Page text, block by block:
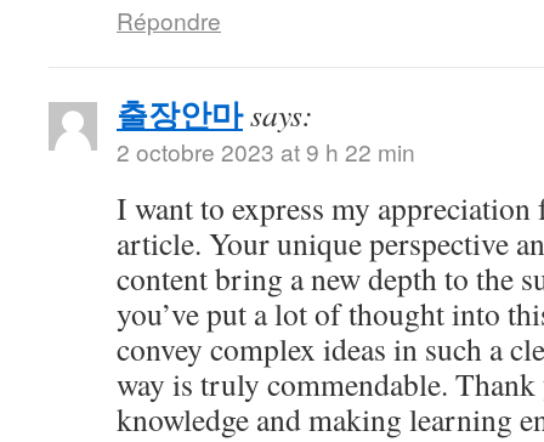
Répondre
출장안마says:
2 octobre 2023 at 9 h 22 min
I want to express my
article. Your unique perspective
content bring a new depth to the
you’ve put a lot of thought into
convey complex ideas in such a
way is truly commendable.
knowledge and making learning